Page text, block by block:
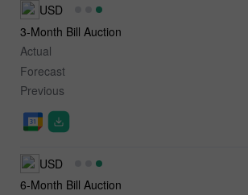
USD
3-Month Bill Auction
Actual
Forecast
Previous
USD
6-Month Bill Auction